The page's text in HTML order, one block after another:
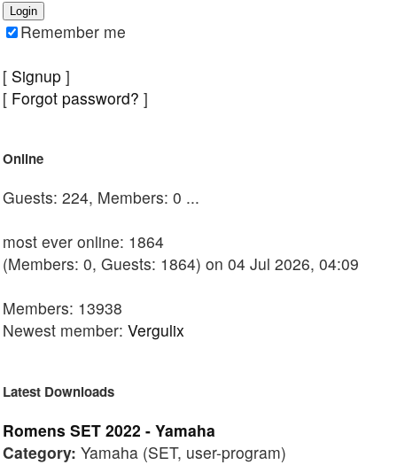
Remember me
[ Signup ]
[ Forgot password? ]
Online
Guests: 224, Members: 0 ...
most ever online: 1864
(Members: 0, Guests: 1864) on 04 Jul 2026, 04:09
Members: 13938
Newest member: Vergulix
Latest Downloads
Romens SET 2022 - Yamaha
Category: Yamaha (SET, user-program)